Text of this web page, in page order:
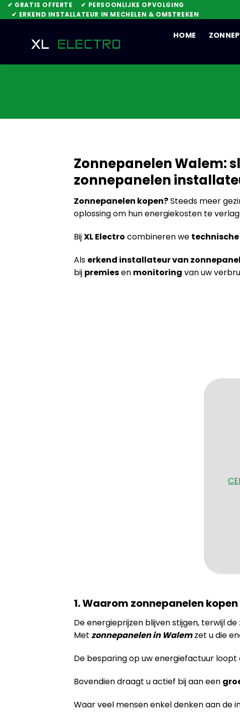
Skip
to
✔ GRATIS OFFERTE
✔ PERSOONLIJKE OPVOLGING
✔ ERKEND INSTALLATEUR IN MECHELEN & OMSTREKEN
HOME
Zonnepanelen Walem:
zonnepanelen
Zonnepanelen kopen?Steeds meer
oplossing om hun energiekosten te
BijXL Electro combineren we
Als erkend installateur van
bij premiesen monitoring van uw
1. Waarom zonnepanelen
De energieprijzen blijven stijgen, terwijl
Met zonnepanelen in Walemzet u die
De besparing op uw energiefactuur loopt
Bovendien draagt u actief bij aan een
Waar veel mensen enkel denken aan de